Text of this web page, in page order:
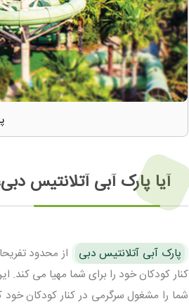
آیا پارک آبی آتلانتیس
پارک آبی آتلانتیس دبی
از محدود
کنار کودکان خود را برای شما مهیا می کند.
شما را مشغول سرگرمی در کنار کودکان خود